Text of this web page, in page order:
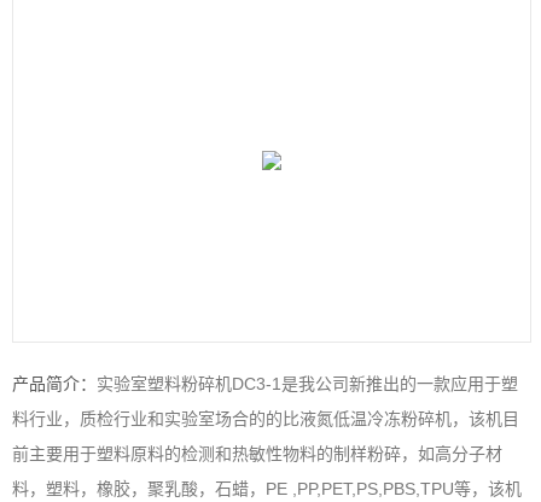
产品简介： 实验室塑料粉碎机DC3-1是我公司新推出的一款应用于塑
料行业，质检行业和实验室场合的的比液氮低温冷冻粉碎机，该机目
前主要用于塑料原料的检测和热敏性物料的制样粉碎，如高分子材
料，塑料，橡胶，聚乳酸，石蜡，PE ,PP,PET,PS,PBS,TPU等，该机